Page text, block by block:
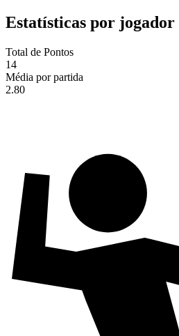
Estatísticas por jogador
Total de Pontos
14
Média por partida
2.80